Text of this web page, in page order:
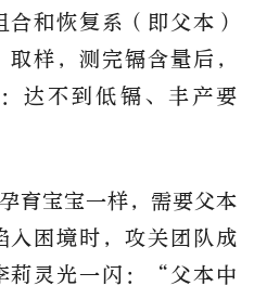
和恢复系（即父本）
样，测完镉含量后，
达不到低镉、丰产要
育宝宝一样，需要父本
入困境时，攻关团队成
莉灵光一闪：“父本中